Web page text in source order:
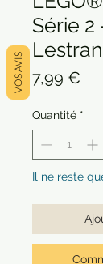
Série
7,99 €
Quantité *
Il ne reste
VOS AVIS